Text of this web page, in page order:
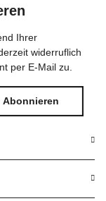
Ihrer
widerruflich
per E-Mail zu.
Abonnieren